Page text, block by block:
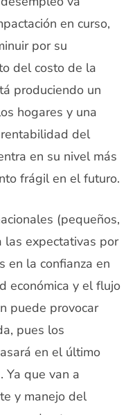
en curso,
por su
del costo de la
produciendo un
hogares y una
del
en su nivel más
frágil en el futuro.
(pequeños,
las expectativas por
en la confianza en
económica y el flujo
puede provocar
pues los
en el último
que van a
y manejo del